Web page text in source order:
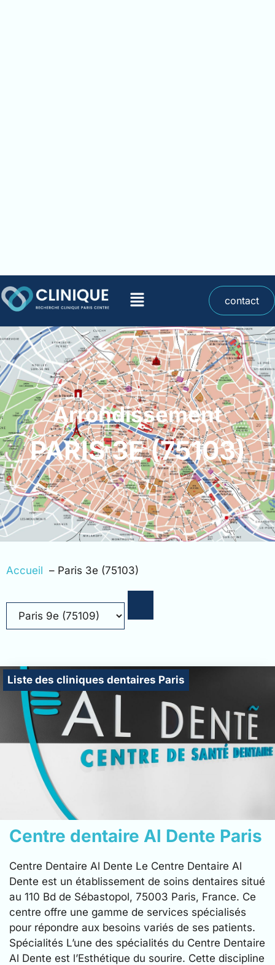
contact
Arrondissement
PARIS 3E (75103)
Accueil Paris 3e (75103)
Liste des cliniques dentaires Paris
Centre dentaire Al Dente Paris
Centre Dentaire Al Dente Le Centre Dentaire Al
Dente est un établissement de soins dentaires situé
au 110 Bd de Sébastopol, 75003 Paris, France. Ce
centre offre une gamme de services spécialisés
pour répondre aux besoins variés de ses patients.
Spécialités L’une des spécialités du Centre Dentaire
Al Dente est l’Esthétique du sourire. Cette discipline